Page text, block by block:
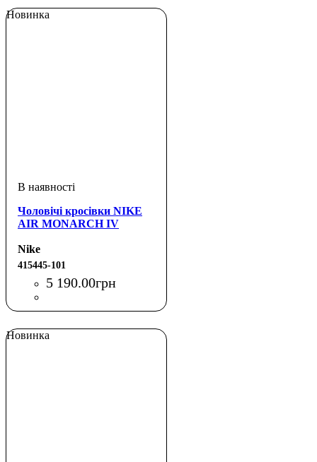
Новинка
Чоловічі кросівки NIKE
AIR MONARCH IV
Nike
415445-101
5 190.00грн
Новинка